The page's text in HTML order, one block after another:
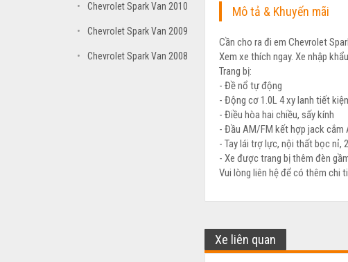
• Chevrolet Spark Van 2010
• Chevrolet Spark Van 2009
• Chevrolet Spark Van 2008
Mô tả & Khuyến mãi
Cần cho ra đi em Chevrolet
Xem xe thích ngay. Xe nhập
Trang bị:
- Đề nổ tự động
- Động cơ 1.0L 4 xy lanh tiết
- Điều hòa hai chiều, sấy kính
- Đầu AM/FM kết hợp jack cắm
- Tay lái trợ lực, nội thất bọc nỉ,
- Xe được trang bị thêm đèn
Vui lòng liên hệ để có thêm chi
Xe liên quan